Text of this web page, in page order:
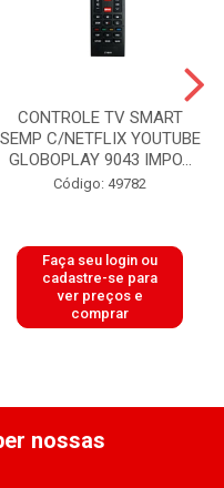
CONTROLE TV SMART
SEMP C/NETFLIX YOUTUBE
GLOBOPLAY 9043 IMPO...
Código: 49782
Faça seu login ou
cadastre-se para
ver preços e
comprar
nossas